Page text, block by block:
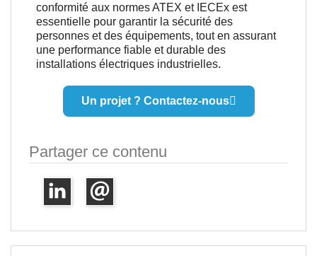
conformité aux normes ATEX et IECEx est
essentielle pour garantir la sécurité des
personnes et des équipements, tout en assurant
une performance fiable et durable des
installations électriques industrielles.
Un projet ? Contactez-nous
Partager ce contenu